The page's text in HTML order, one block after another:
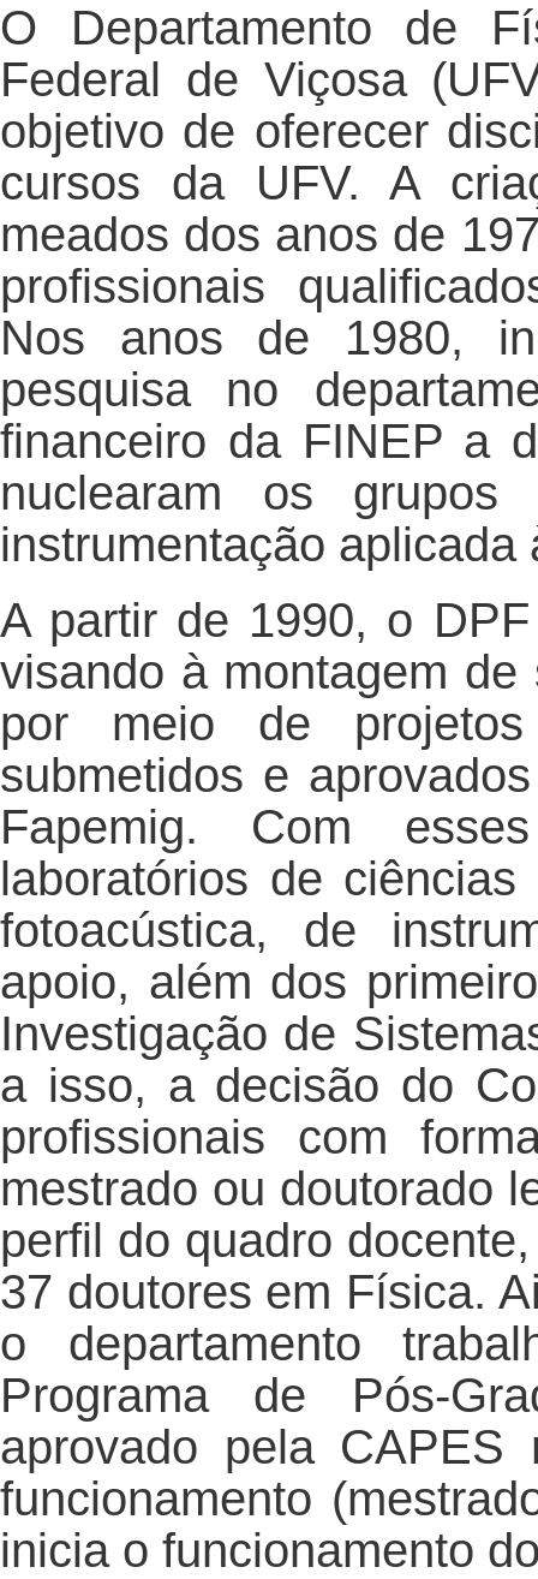
O Departamento de
Federal de Viçosa
objetivo de oferecer
cursos da UFV. A
meados dos anos de
profissionais
Nos anos de 1980,
pesquisa no
financeiro da FINEP a
nuclearam os
instrumentação aplicada
A partir de 1990, o
visando à montagem
por meio de projetos
submetidos e
Fapemig. Com
laboratórios de
fotoacústica, de
apoio, além dos
Investigação de
a isso, a decisão do
profissionais com
mestrado ou doutorado
perfil do quadro
37 doutores em Física.
o departamento
Programa de Pós-
aprovado pela
funcionamento
inicia o funcionamento